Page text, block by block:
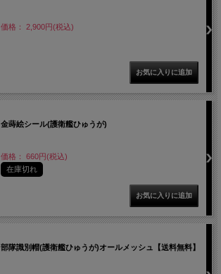
価格： 2,900円(税込)
金蒔絵シール(護衛艦ひゅうが)
価格： 660円(税込)
在庫切れ
部隊識別帽(護衛艦ひゅうが)オールメッシュ【送料無料】